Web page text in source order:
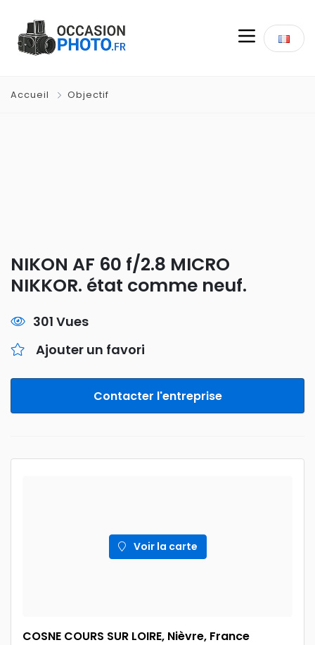
Accueil Objectif
NIKON AF 60 f/2.8 MICRO
NIKKOR. état comme neuf.
301 Vues
Ajouter un favori
Contacter l'entreprise
Voir la carte
COSNE COURS SUR LOIRE, Nièvre, France